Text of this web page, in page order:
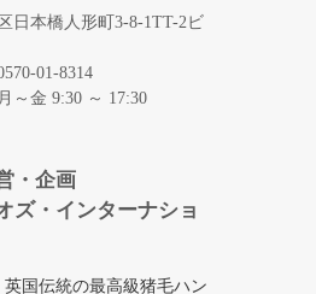
日本橋人形町3-8-1TT-2ビ
01-8314
～金 9:30 ～ 17:30
・企画
ズ・インターナショ
英国伝統の最高級猪毛ハン